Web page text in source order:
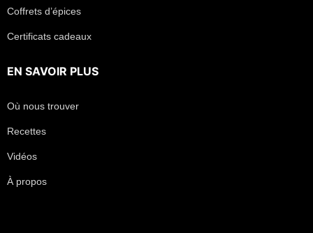
Coffrets d’épices
Certificats cadeaux
EN SAVOIR PLUS
Où nous trouver
Recettes
Vidéos
À propos